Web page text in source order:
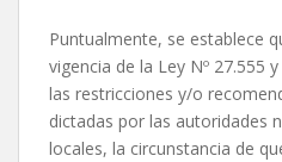
Puntualmente, se establece
vigencia de la Ley Nº 27.555
las restricciones y/o
dictadas por las autoridades
locales, la circunstancia de